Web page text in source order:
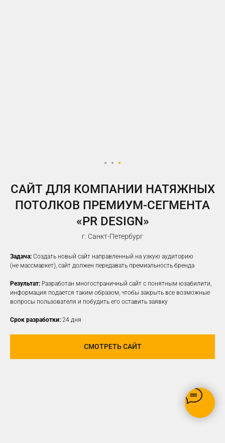
САЙТ ДЛЯ КОМПАНИИ НАТЯЖНЫХ
ПОТОЛКОВ ПРЕМИУМ-СЕГМЕНТА
«PR DESIGN»
г. Санкт-Петербург
Задача: Создать новый сайт направленный на узкую аудиторию
(не массмаркет), сайт должен передавать премиальность бренда
Результат: Разработан многостраничный сайт с понятным юзабилити,
информация подается таким образом, чтобы закрыть все возможные
вопросы пользователя и побудить его оставить заявку
Срок разработки: 24 дня
СМОТРЕТЬ САЙТ
НАСТРОИМ
ТАРГЕТИРОВАННУЮ
РЕКЛАМУ НА ВАШУ ЦА